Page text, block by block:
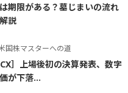
期限がある？墓じまいの流れ
説
国株マスターへの道
］上場後初の決算発表、数字
が下落...